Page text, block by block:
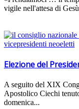
vigile nell'attesa di
Elezione del
A seguito del XIX
Apostolico Ciechi
domenica...